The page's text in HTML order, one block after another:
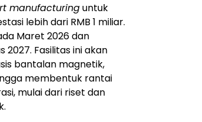
manufacturinguntuk
lebih dari RMB 1 miliar.
Maret 2026 dan
Fasilitas ini akan
bantalan magnetik,
membentuk rantai
mulai dari riset dan